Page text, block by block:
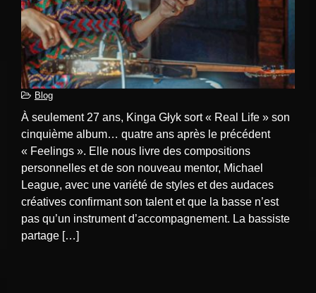
Blog
À seulement 27 ans, Kinga Głyk sort « Real Life » son
cinquième album… quatre ans après le précédent
« Feelings ». Elle nous livre des compositions
personnelles et de son nouveau mentor, Michael
League, avec une variété de styles et des audaces
créatives confirmant son talent et que la basse n’est
pas qu’un instrument d’accompagnement. La bassiste
partage […]